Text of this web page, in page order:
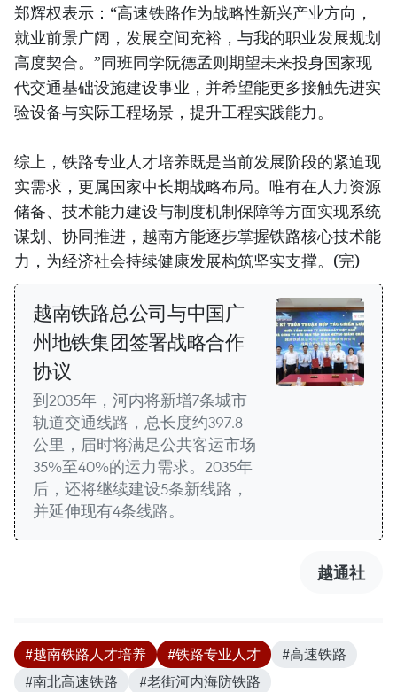
郑辉权表示：“高速铁路作为战略性新兴产业方向，
就业前景广阔，发展空间充裕，与我的职业发展规划
高度契合。”同班同学阮德孟则期望未来投身国家现
代交通基础设施建设事业，并希望能更多接触先进实
验设备与实际工程场景，提升工程实践能力。
综上，铁路专业人才培养既是当前发展阶段的紧迫现
实需求，更属国家中长期战略布局。唯有在人力资源
储备、技术能力建设与制度机制保障等方面实现系统
谋划、协同推进，越南方能逐步掌握铁路核心技术能
力，为经济社会持续健康发展构筑坚实支撑。(完)
越南铁路总公司与中国广
州地铁集团签署战略合作
协议
到2035年，河内将新增7条城市
轨道交通线路，总长度约397.8
公里，届时将满足公共客运市场
35%至40%的运力需求。2035年
后，还将继续建设5条新线路，
并延伸现有4条线路。
越通社
#越南铁路人才培养 #铁路专业人才
#高速铁路
#南北高速铁路
#老街河内海防铁路